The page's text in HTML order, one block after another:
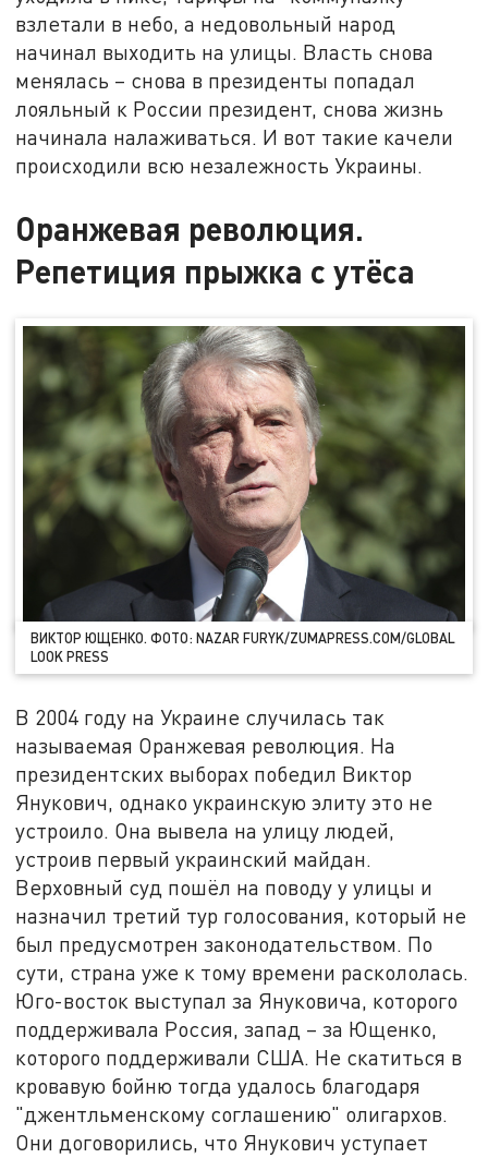
взлетали в небо, а недовольный народ
начинал выходить на улицы. Власть снова
менялась – снова в президенты попадал
лояльный к России президент, снова жизнь
начинала налаживаться. И вот такие качели
происходили всю незалежность Украины.
Оранжевая революция.
Репетиция прыжка с утёса
ВИКТОР ЮЩЕНКО. ФОТО: NAZAR FURYK/ZUMAPRESS.COM/GLOBAL
LOOK PRESS
В 2004 году на Украине случилась так
называемая Оранжевая революция. На
президентских выборах победил Виктор
Янукович, однако украинскую элиту это не
устроило. Она вывела на улицу людей,
устроив первый украинский майдан.
Верховный суд пошёл на поводу у улицы и
назначил третий тур голосования, который не
был предусмотрен законодательством. По
сути, страна уже к тому времени раскололась.
Юго-восток выступал за Януковича, которого
поддерживала Россия, запад – за Ющенко,
которого поддерживали США. Не скатиться в
кровавую бойню тогда удалось благодаря
"джентльменскому соглашению" олигархов.
Они договорились, что Янукович уступает